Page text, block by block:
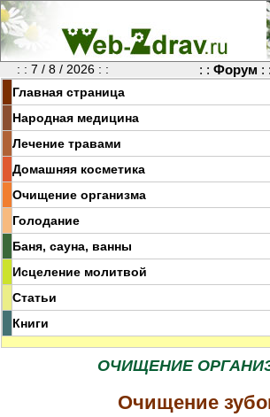
: : 7 / 8 / 2026 : : : : Форум : :
Главная страница
Народная медицина
Лечение травами
Домашняя косметика
Очищение организма
Голодание
Баня, сауна, ванны
Исцеление молитвой
Статьи
Книги
ОЧИЩЕНИЕ
Очищение